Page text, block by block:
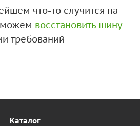
что-то случится на
восстановить шину
требований
Каталог